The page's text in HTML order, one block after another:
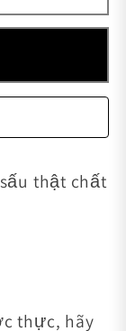
thật chất
thực, hãy